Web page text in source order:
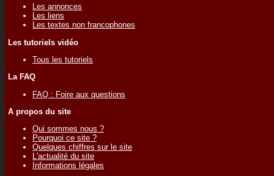
Les annonces
Les liens
Les textes non francophones
Les tutoriels vidéo
Tous les tutoriels
La FAQ
FAQ : Foire aux questions
A propos du site
Qui sommes nous ?
Pourquoi ce site ?
Quelques chiffres sur le site
L'actualité du site
Informations légales